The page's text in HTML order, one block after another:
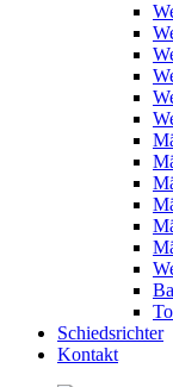
Schiedsrichter
Kontakt